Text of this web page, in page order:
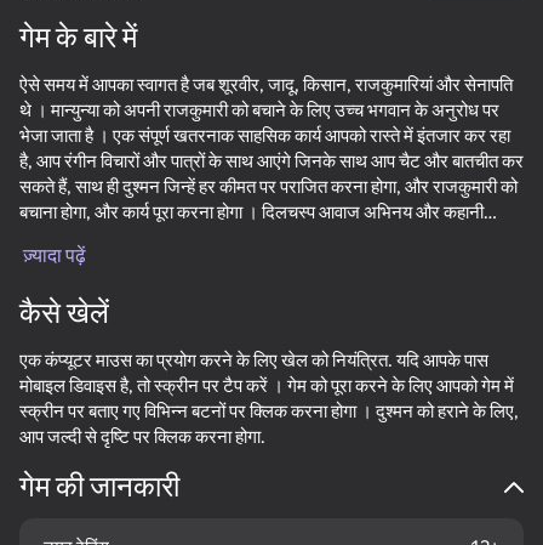
यह गेम केवल लैंडस्केप
ओरिएंटेशन का समर्थन करता है
प्ले
53
गेम के बारे में
ऐसे समय में आपका स्वागत है जब शूरवीर, जादू, किसान, राजकुमारियां और सेनापति
थे । मान्युन्या को अपनी राजकुमारी को बचाने के लिए उच्च भगवान के अनुरोध पर
भेजा जाता है । एक संपूर्ण खतरनाक साहसिक कार्य आपको रास्ते में इंतजार कर रहा
है, आप रंगीन विचारों और पात्रों के साथ आएंगे जिनके साथ आप चैट और बातचीत कर
सकते हैं, साथ ही दुश्मन जिन्हें हर कीमत पर पराजित करना होगा, और राजकुमारी को
बचाना होगा, और कार्य पूरा करना होगा । दिलचस्प आवाज अभिनय और कहानी
दुनिया में जाओ!
ज़्यादा पढ़ें
कैसे खेलें
एक कंप्यूटर माउस का प्रयोग करने के लिए खेल को नियंत्रित. यदि आपके पास
मोबाइल डिवाइस है, तो स्क्रीन पर टैप करें । गेम को पूरा करने के लिए आपको गेम में
स्क्रीन पर बताए गए विभिन्न बटनों पर क्लिक करना होगा । दुश्मन को हराने के लिए,
आप जल्दी से दृष्टि पर क्लिक करना होगा.
गेम की जानकारी